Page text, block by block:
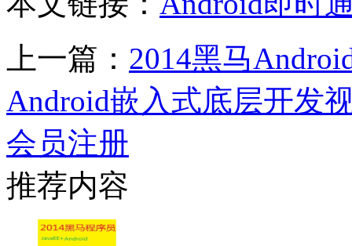
上一篇： 2014黑马
Android嵌入式底层开发
会员注册
推荐内容